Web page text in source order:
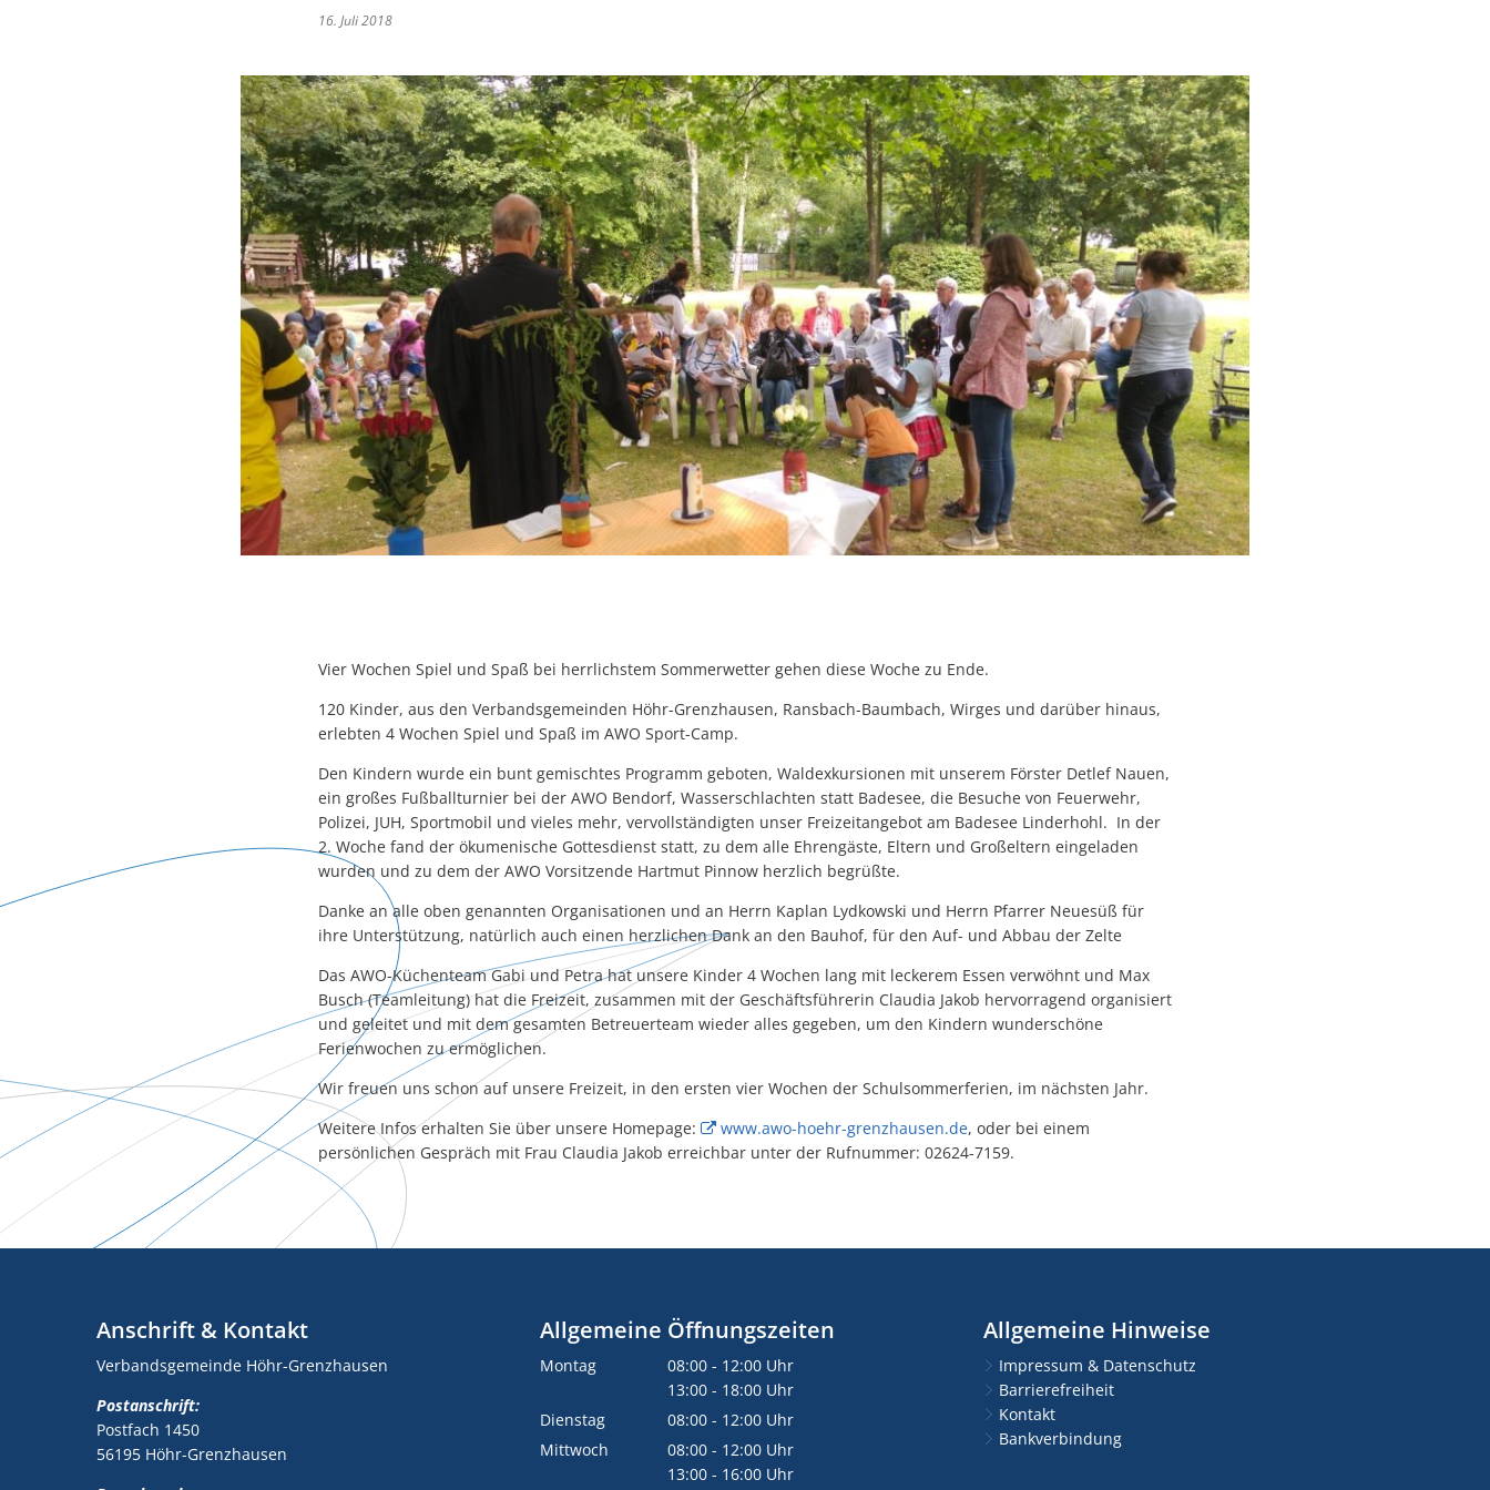
16. Juli 2018
Vier Wochen Spiel und Spaß bei herrlichstem Sommerwetter gehen diese Woche zu Ende.
120 Kinder, aus den Verbandsgemeinden Höhr-Grenzhausen, Ransbach-Baumbach, Wirges und darüber hinaus,
erlebten 4 Wochen Spiel und Spaß im AWO Sport-Camp.
Den Kindern wurde ein bunt gemischtes Programm geboten, Waldexkursionen mit unserem Förster Detlef Nauen,
ein großes Fußballturnier bei der AWO Bendorf, Wasserschlachten statt Badesee, die Besuche von Feuerwehr,
Polizei, JUH, Sportmobil und vieles mehr, vervollständigten unser Freizeitangebot am Badesee Linderhohl. In der
2. Woche fand der ökumenische Gottesdienst statt, zu dem alle Ehrengäste, Eltern und Großeltern eingeladen
wurden und zu dem der AWO Vorsitzende Hartmut Pinnow herzlich begrüßte.
Danke an alle oben genannten Organisationen und an Herrn Kaplan Lydkowski und Herrn Pfarrer Neuesüß für
ihre Unterstützung, natürlich auch einen herzlichen Dank an den Bauhof, für den Auf- und Abbau der Zelte
Das AWO-Küchenteam Gabi und Petra hat unsere Kinder 4 Wochen lang mit leckerem Essen verwöhnt und Max
Busch (Teamleitung) hat die Freizeit, zusammen mit der Geschäftsführerin Claudia Jakob hervorragend organisiert
und geleitet und mit dem gesamten Betreuerteam wieder alles gegeben, um den Kindern wunderschöne
Ferienwochen zu ermöglichen.
Wir freuen uns schon auf unsere Freizeit, in den ersten vier Wochen der Schulsommerferien, im nächsten Jahr.
Weitere Infos erhalten Sie über unsere Homepage:
www.awo-hoehr-grenzhausen.de, oder bei einem
persönlichen Gespräch mit Frau Claudia Jakob erreichbar unter der Rufnummer: 02624-7159.
Anschrift & Kontakt
Verbandsgemeinde Höhr-Grenzhausen
Postanschrift:
Postfach 1450
56195 Höhr-Grenzhausen
Allgemeine Öffnungszeiten
Montag 08:00 - 12:00 Uhr
Von 08:00 bis 12:00 Uhr
13:00 - 18:00 Uhr
Von 13:00 bis 18:00 Uhr
Dienstag 08:00 - 12:00 Uhr
Von 08:00 bis 12:00 Uhr
Mittwoch 08:00 - 12:00 Uhr
Von 08:00 bis 12:00 Uhr
13:00 - 16:00 Uhr
Allgemeine Hinweise
Impressum & Datenschutz
Barrierefreiheit
Kontakt
Bankverbindung